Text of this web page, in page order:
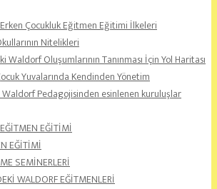
Çocukluk Eğitmen Eğitimi İlkeleri
Nitelikleri
Waldorf Oluşumlarının Tanınması İçin Yol Haritası
Yuvalarında Kendinden Yönetim
Waldorf Pedagojisinden esinlenen kuruluşlar
EĞİTİMİ
EĞİTİMİ
SEMİNERLERİ
WALDORF EĞİTMENLERİ